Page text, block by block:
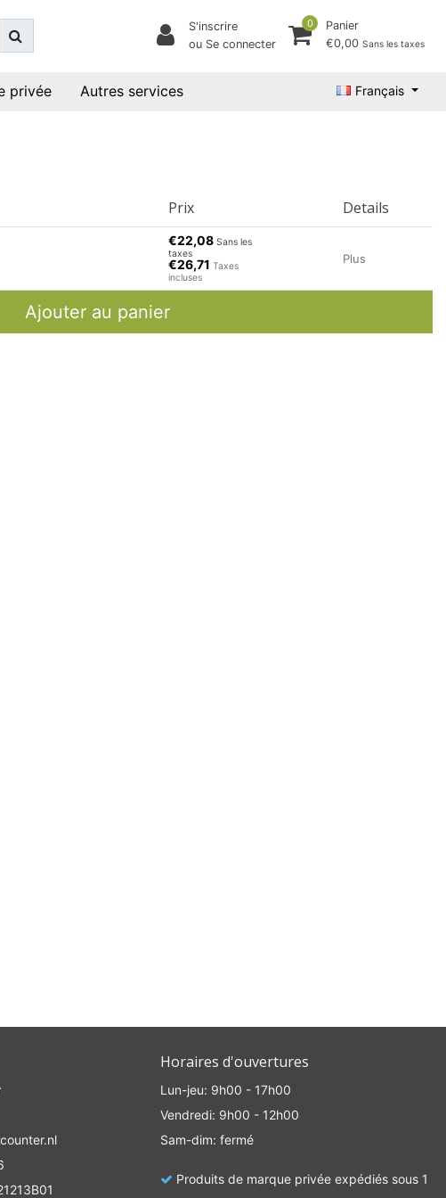
S'inscrire
ou Se connecter
0
Panier
€0,00 Sans les taxes
privée Autres services Français
Prix Details
€22,08Sans les
taxes
€26,71Taxes
incluses
Plus
Ajouter au panier
Horaires d'ouvertures
Lun-jeu: 9h00 - 17h00
Vendredi: 9h00 - 12h00
Sam-dim: fermé
Produits de marque privée expédiés sous 1